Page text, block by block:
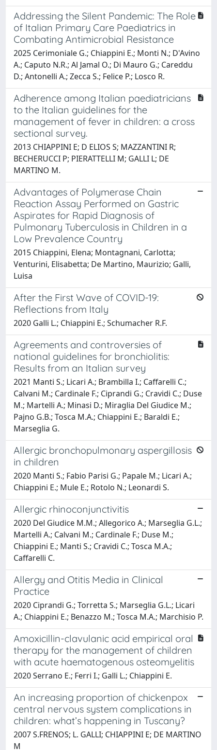
Addressing the Silent Pandemic: The Role
of Italian Primary Care Paediatrics in
Combating Antimicrobial Resistance
2025 Cerimoniale G.; Chiappini E.; Monti N.; D'Avino
A.; Caputo N.R.; Al Jamal O.; Di Mauro G.; Careddu
D.; Antonelli A.; Zecca S.; Felice P.; Losco R.
Adherence among Italian paediatricians
to the Italian guidelines for the
management of fever in children: a cross
sectional survey.
2013 CHIAPPINI E; D ELIOS S; MAZZANTINI R;
BECHERUCCI P; PIERATTELLI M; GALLI L; DE
MARTINO M.
Advantages of Polymerase Chain
Reaction Assay Performed on Gastric
Aspirates for Rapid Diagnosis of
Pulmonary Tuberculosis in Children in a
Low Prevalence Country
2015 Chiappini, Elena; Montagnani, Carlotta;
Venturini, Elisabetta; De Martino, Maurizio; Galli,
Luisa
After the First Wave of COVID-19:
Reflections from Italy
2020 Galli L.; Chiappini E.; Schumacher R.F.
Agreements and controversies of
national guidelines for bronchiolitis:
Results from an Italian survey
2021 Manti S.; Licari A.; Brambilla I.; Caffarelli C.;
Calvani M.; Cardinale F.; Ciprandi G.; Cravidi C.; Duse
M.; Martelli A.; Minasi D.; Miraglia Del Giudice M.;
Pajno G.B.; Tosca M.A.; Chiappini E.; Baraldi E.;
Marseglia G.
Allergic bronchopulmonary aspergillosis
in children
2020 Manti S.; Fabio Parisi G.; Papale M.; Licari A.;
Chiappini E.; Mule E.; Rotolo N.; Leonardi S.
Allergic rhinoconjunctivitis
2020 Del Giudice M.M.; Allegorico A.; Marseglia G.L.;
Martelli A.; Calvani M.; Cardinale F.; Duse M.;
Chiappini E.; Manti S.; Cravidi C.; Tosca M.A.;
Caffarelli C.
Allergy and Otitis Media in Clinical
Practice
2020 Ciprandi G.; Torretta S.; Marseglia G.L.; Licari
A.; Chiappini E.; Benazzo M.; Tosca M.A.; Marchisio P.
Amoxicillin-clavulanic acid empirical oral
therapy for the management of children
with acute haematogenous osteomyelitis
2020 Serrano E.; Ferri I.; Galli L.; Chiappini E.
An increasing proportion of chickenpox
central nervous system complications in
children: what’s happening in Tuscany?
2007 S.FRENOS; L. GALLI; CHIAPPINI E; DE MARTINO
M